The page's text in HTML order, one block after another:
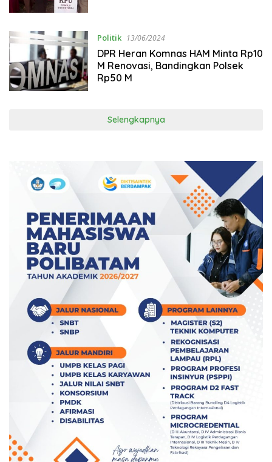
Politik 13/06/2024
DPR Heran Komnas HAM Minta Rp10
M Renovasi, Bandingkan Polsek
Rp50 M
Selengkapnya